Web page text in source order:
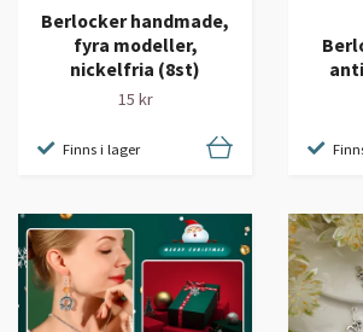
Berlocker handmade,
fyra modeller,
nickelfria (8st)
15 kr
Finns i lager